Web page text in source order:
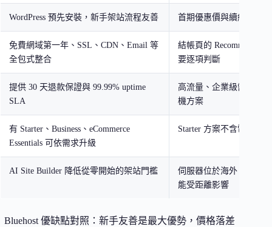
WordPress 預先安裝，新手架站流程友善 首期優惠價與續約價格
免費網域第一年、SSL、CDN、Email 等
全包式整合
結帳頁的 Recommended
要逐項判斷
提供 30 天退款保證與 99.99% uptime
SLA
高流量、企業級需求不
機方案
有 Starter、Business、eCommerce
Essentials 可依需求升級
Starter 方案不含電話支援
AI Site Builder 降低從零開始的架站門檻
伺服器位於海外，台灣
能受距離影響
Bluehost 優缺點對照：新手友善是最大優勢，價格落差